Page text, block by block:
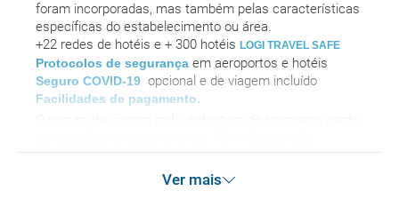
foram incorporadas, mas também pelas características
específicas do estabelecimento ou área.
+22 redes de hotéis e + 300 hotéis LOGI TRAVEL SAFE
Protocolos de segurança em aeroportos e hotéis
Seguro COVID-19 opcional e de viagem incluído
Facilidades de pagamento.
cancelamento por terrorismo e / ou desastres naturais
Ver mais